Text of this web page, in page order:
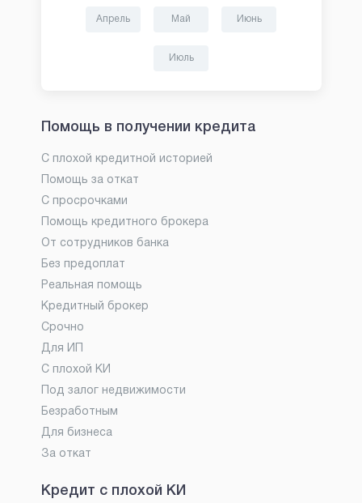
Апрель Май Июнь
Июль
Помощь в получении кредита
С плохой кредитной историей
Помощь за откат
С просрочками
Помощь кредитного брокера
От сотрудников банка
Без предоплат
Реальная помощь
Кредитный брокер
Срочно
Для ИП
С плохой КИ
Под залог недвижимости
Безработным
Для бизнеса
За откат
Кредит с плохой КИ